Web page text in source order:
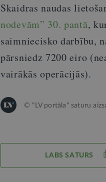
Skaidras naudas
nodevām” 30. pantā,
saimniecisko darbību,
pārsniedz 7200 eiro
vairākās operācijās).
© "LV portāla" saturu
LABS SATURS